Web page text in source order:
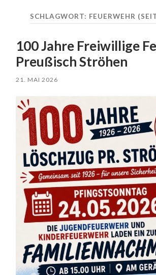
SCHLAGWORT: FEUERWEHR
100 Jahre Freiwillige
Preußisch Ströhen
21. MAI 2026